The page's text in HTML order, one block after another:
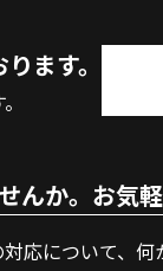
ます。
んか。お気
応について、